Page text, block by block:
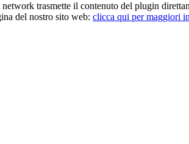
trasmette il contenuto del plugin
del nostro sito web: clicca qui per maggiori